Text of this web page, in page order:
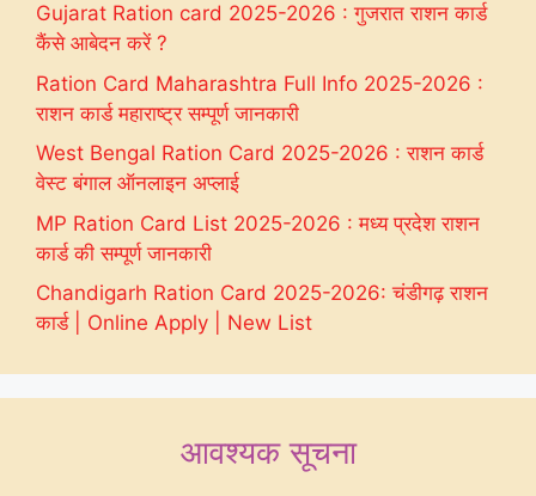
Gujarat Ration card 2025-2026 : गुजरात राशन कार्ड
कैंसे आबेदन करें ?
Ration Card Maharashtra Full Info 2025-2026 :
राशन कार्ड महाराष्ट्र सम्पूर्ण जानकारी
West Bengal Ration Card 2025-2026 : राशन कार्ड
वेस्ट बंगाल ऑनलाइन अप्लाई
MP Ration Card List 2025-2026 : मध्य प्रदेश राशन
कार्ड की सम्पूर्ण जानकारी
Chandigarh Ration Card 2025-2026: चंडीगढ़ राशन
कार्ड | Online Apply | New List
आवश्यक सूचना